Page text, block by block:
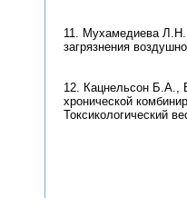
11. Мухамедиева Л.Н.
загрязнения
12. Кацнельсон Б.А.,
хронической
Токсикологический